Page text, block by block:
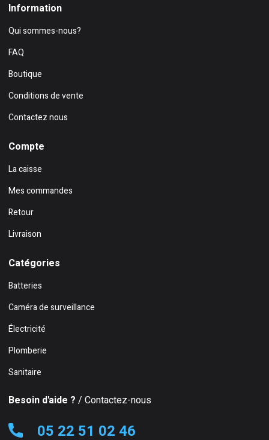
Information
Qui sommes-nous?
FAQ
Boutique
Conditions de vente
Contactez nous
Compte
La caisse
Mes commandes
Retour
Livraison
Catégories
Batteries
Caméra de surveillance
Électricité
Plomberie
Sanitaire
Besoin d'aide ? / Contactez-nous
05 22 51 02 46